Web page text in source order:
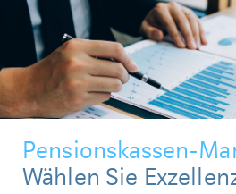
Pensionskassen-
Wählen Sie